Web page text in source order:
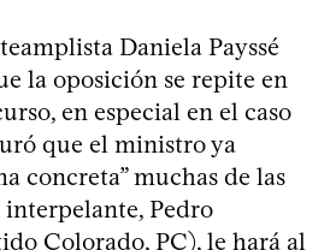
Daniela Payssé
la oposición se repite en
en especial en el caso
que el ministro ya
concreta” muchas de las
Pedro
Colorado, PC), le hará al